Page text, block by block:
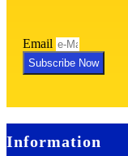
Email
Subscribe Now
Information